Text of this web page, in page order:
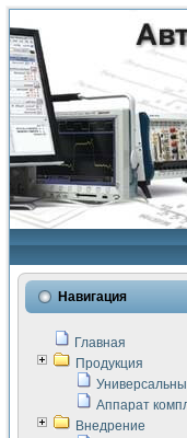
Навигация
Главная
Продукция
Аппарат
Внедрение